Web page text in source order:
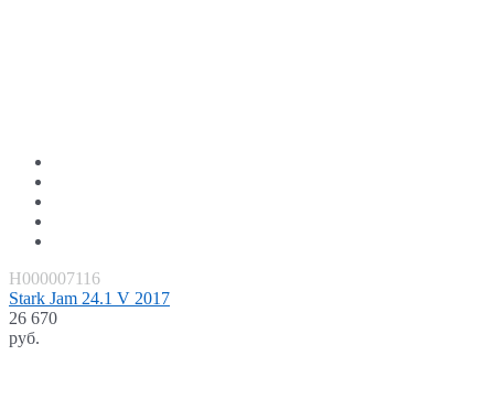
H000007116
Stark Jam 24.1 V 2017
26 670
руб.